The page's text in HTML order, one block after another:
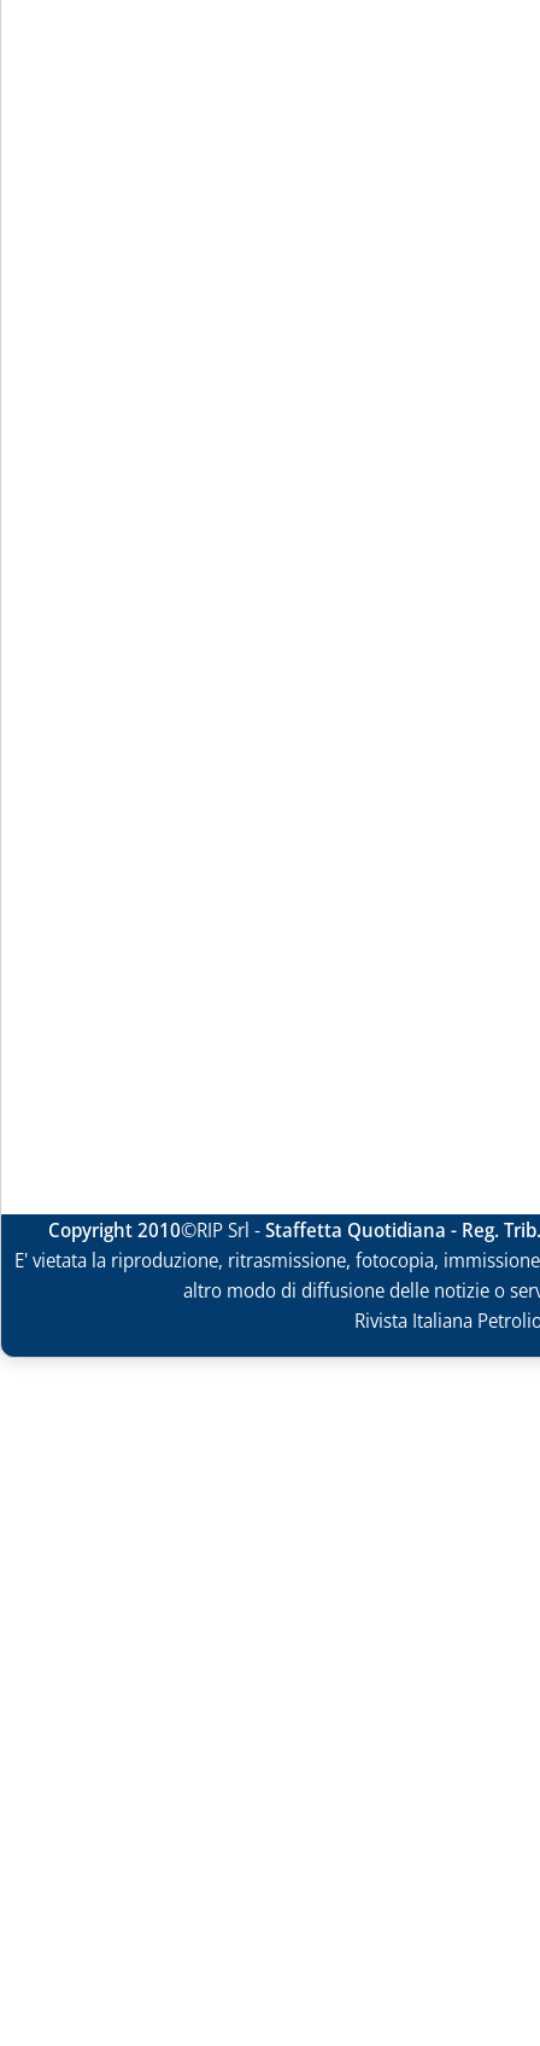
Copyright 2010©RIP Srl -Staffetta Quotidiana - Reg.
E' vietata la riproduzione, ritrasmissione, fotocopia,
altro modo di diffusione delle notizie o
Rivista Italiana